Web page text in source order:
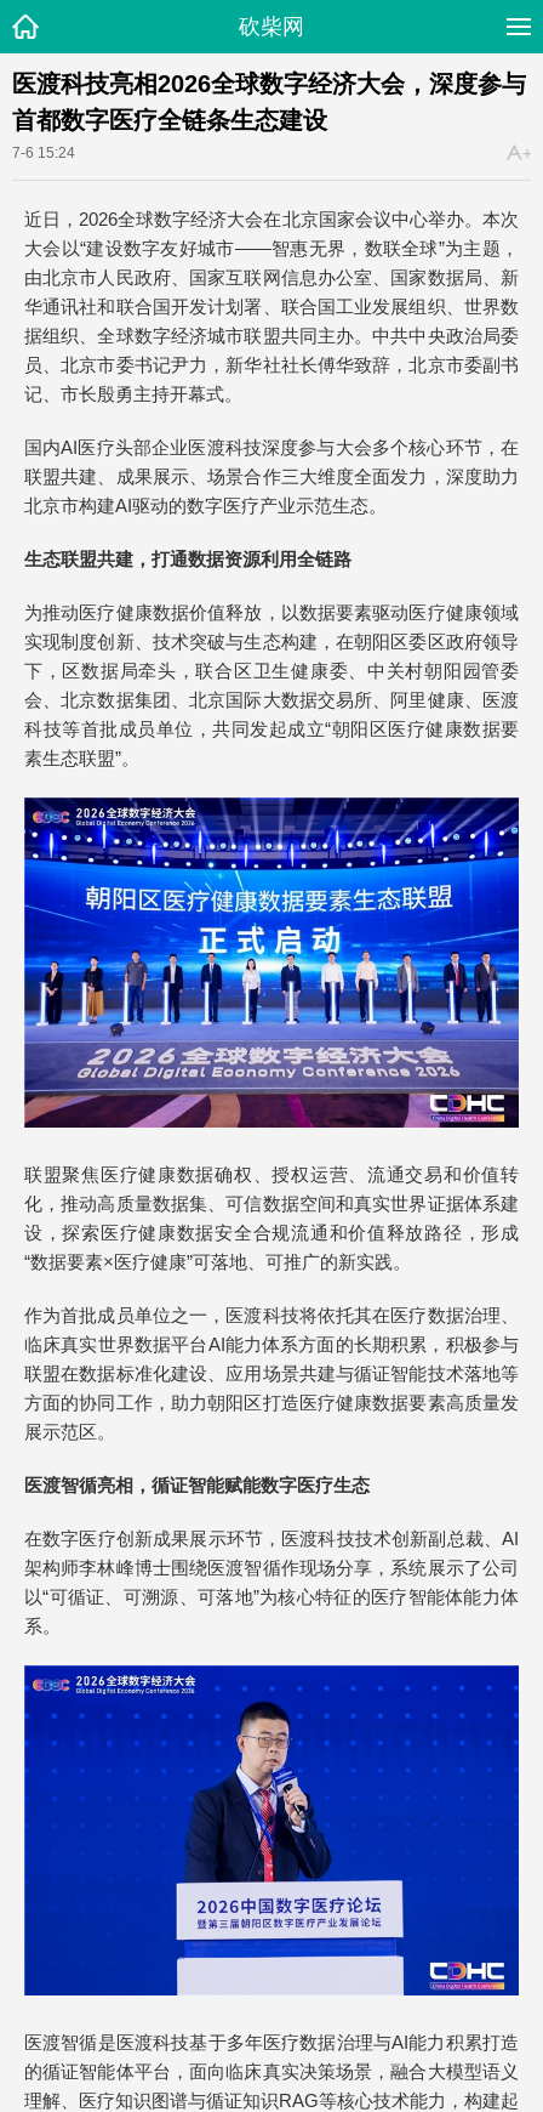
砍柴网
医渡科技亮相2026全球数字经济大会，深度参与
首都数字医疗全链条生态建设
7-6 15:24
近日，2026全球数字经济大会在北京国家会议中心举办。本次
大会以“建设数字友好城市——智惠无界，数联全球”为主题，
由北京市人民政府、国家互联网信息办公室、国家数据局、新
华通讯社和联合国开发计划署、联合国工业发展组织、世界数
据组织、全球数字经济城市联盟共同主办。中共中央政治局委
员、北京市委书记尹力，新华社社长傅华致辞，北京市委副书
记、市长殷勇主持开幕式。
国内AI医疗头部企业医渡科技深度参与大会多个核心环节，在
联盟共建、成果展示、场景合作三大维度全面发力，深度助力
北京市构建AI驱动的数字医疗产业示范生态。
生态联盟共建，打通数据资源利用全链路
为推动医疗健康数据价值释放，以数据要素驱动医疗健康领域
实现制度创新、技术突破与生态构建，在朝阳区委区政府领导
下，区数据局牵头，联合区卫生健康委、中关村朝阳园管委
会、北京数据集团、北京国际大数据交易所、阿里健康、医渡
科技等首批成员单位，共同发起成立“朝阳区医疗健康数据要
素生态联盟”。
联盟聚焦医疗健康数据确权、授权运营、流通交易和价值转
化，推动高质量数据集、可信数据空间和真实世界证据体系建
设，探索医疗健康数据安全合规流通和价值释放路径，形成
“数据要素×医疗健康”可落地、可推广的新实践。
作为首批成员单位之一，医渡科技将依托其在医疗数据治理、
临床真实世界数据平台AI能力体系方面的长期积累，积极参与
联盟在数据标准化建设、应用场景共建与循证智能技术落地等
方面的协同工作，助力朝阳区打造医疗健康数据要素高质量发
展示范区。
医渡智循亮相，循证智能赋能数字医疗生态
在数字医疗创新成果展示环节，医渡科技技术创新副总裁、AI
架构师李林峰博士围绕医渡智循作现场分享，系统展示了公司
以“可循证、可溯源、可落地”为核心特征的医疗智能体能力体
系。
医渡智循是医渡科技基于多年医疗数据治理与AI能力积累打造
的循证智能体平台，面向临床真实决策场景，融合大模型语义
理解、医疗知识图谱与循证知识RAG等核心技术能力，构建起